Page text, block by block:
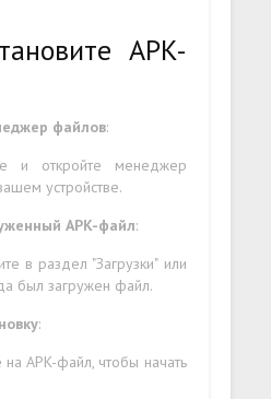
APK-
файлов:
и откройте менеджер
устройстве.
APK-файл:
в раздел "Загрузки" или
был загружен файл.
:
APK-файл, чтобы начать